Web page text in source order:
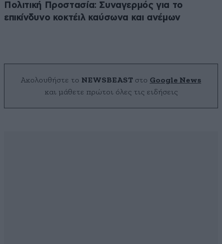
Πολιτική Προστασία: Συναγερμός για το
επικίνδυνο κοκτέιλ καύσωνα και ανέμων
Ακολουθήστε το NEWSBEAST στο Google News
και μάθετε πρώτοι όλες τις ειδήσεις